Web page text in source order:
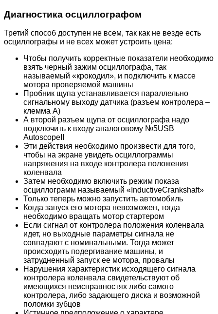
Диагностика осциллографом
Третий способ доступен не всем, так как не везде есть
осциллографы и не всех может устроить цена:
Чтобы получить корректные показатели необходимо
взять черный зажим осциллографа, так
называемый «крокодил», и подключить к массе
мотора проверяемой машины
Пробник щупа устанавливается параллельно
сигнальному выходу датчика (разъем контролера –
клемма А)
А второй разъем щупа от осциллографа надо
подключить к входу аналоговому №5USB
AutoscopeII
Эти действия необходимо произвести для того,
чтобы на экране увидеть осциллограммы
напряжения на входе контролера положения
коленвала
Затем необходимо включить режим показа
осциллограмм называемый «InductiveCrankshaft»
Только теперь можно запустить автомобиль
Когда запуск его мотора невозможен, тогда
необходимо вращать мотор стартером
Если сигнал от контролера положения коленвала
идет, но выходные параметры сигнала не
совпадают с номинальными. Тогда может
происходить подергивание машины, и
затрудненный запуск ее мотора, провалы
Нарушения характеристик исходящего сигнала
контролера коленвала свидетельствуют об
имеющихся неисправностях либо самого
контролера, либо задающего диска и возможной
поломки зубцов